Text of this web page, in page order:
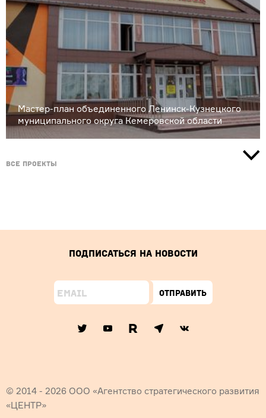
Мастер-план объединенного Ленинск-Кузнецкого
муниципального округа Кемеровской области
Все проекты
Подписаться на новости
Отправить
© 2014 - 2026 ООО «Агентство стратегического развития
«ЦЕНТР»